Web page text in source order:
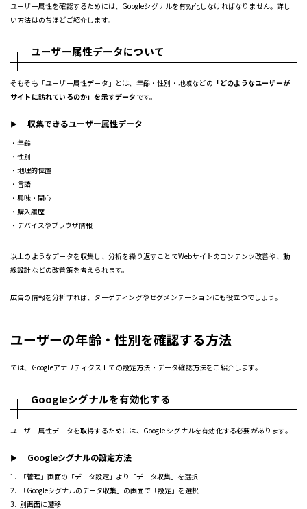
ユーザー属性を確認するためには、Googleシグナルを有効化しなければなりません。詳し
い方法はのちほどご紹介します。
ユーザー属性データについて
そもそも「ユーザー属性データ」とは、年齢・性別・地域などの 「どのようなユーザーが
サイトに訪れているのか」を示すデータ です。
収集できるユーザー属性データ
年齢
性別
地理的位置
言語
興味・関心
購入履歴
デバイスやブラウザ情報
以上のようなデータを収集し、分析を繰り返すことでWebサイトのコンテンツ改善や、動
線設計などの改善策を考えられます。
広告の情報を分析すれば、ターゲティングやセグメンテーションにも役立つでしょう。
ユーザーの年齢・性別を確認する方法
では、Googleアナリティクス上での設定方法・データ確認方法をご紹介します。
Googleシグナルを有効化する
ユーザー属性データを取得するためには、Google シグナルを有効化する必要があります。
Googleシグナルの設定方法
「管理」画面の「データ設定」より「データ収集」を選択
「Googleシグナルのデータ収集」の画面で「設定」を選択
別画面に遷移